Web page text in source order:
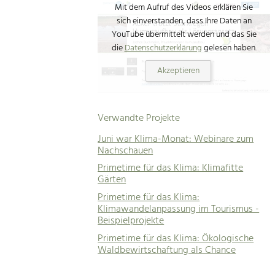
Mit dem Aufruf des Videos erklären Sie
sich einverstanden, dass Ihre Daten an
YouTube übermittelt werden und das Sie
dieDatenschutzerklärunggelesen haben.
Akzeptieren
Verwandte Projekte
Juni war Klima-Monat: Webinare zum
Nachschauen
Primetime für das Klima: Klimafitte
Gärten
Primetime für das Klima:
Klimawandelanpassung im Tourismus -
Beispielprojekte
Primetime für das Klima: Ökologische
Waldbewirtschaftung als Chance